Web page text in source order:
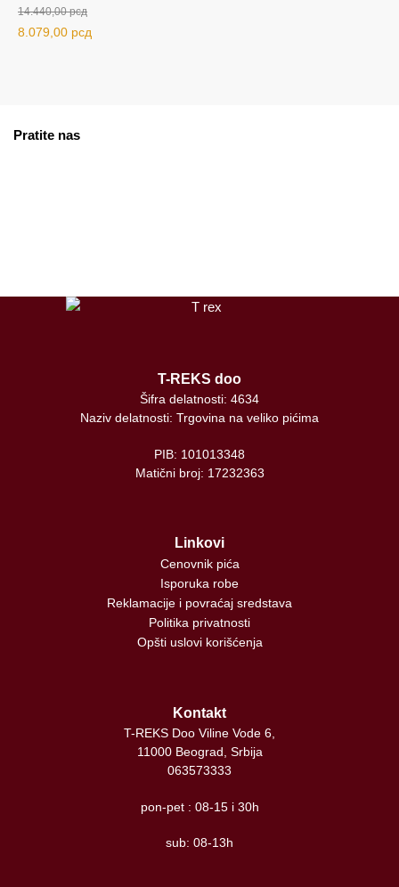
14.440,00рсд
Originalna
8.079,00 рсд
Pratite nas
T-REKS doo
Šifra delatnosti: 4634
Naziv delatnosti: Trgovina na veliko pićima
PIB: 101013348
Matični broj: 17232363
Linkovi
Cenovnik pića
Isporuka robe
Reklamacije i povraćaj sredstava
Politika privatnosti
Opšti uslovi korišćenja
Kontakt
T-REKS Doo Viline Vode 6,
11000 Beograd, Srbija
063573333
pon-pet : 08-15 i 30h
sub: 08-13h